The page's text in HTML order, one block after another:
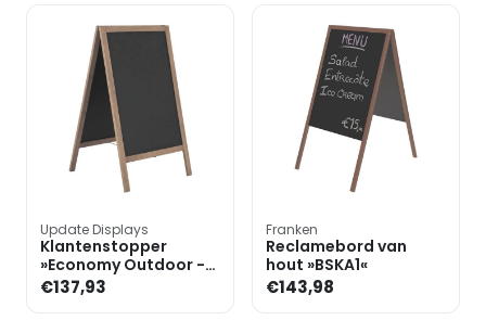
Update Displays
Klantenstopper
»Economy Outdoor -
460x680«
€137,93
Franken
Reclamebord van
hout »BSKA1«
€143,98